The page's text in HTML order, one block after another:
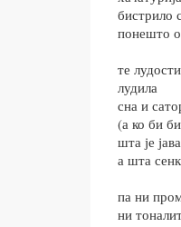
бистрило
понешто
те лудости
лудила
сна и
(а ко би
шта је јава
а шта
па ни
ни